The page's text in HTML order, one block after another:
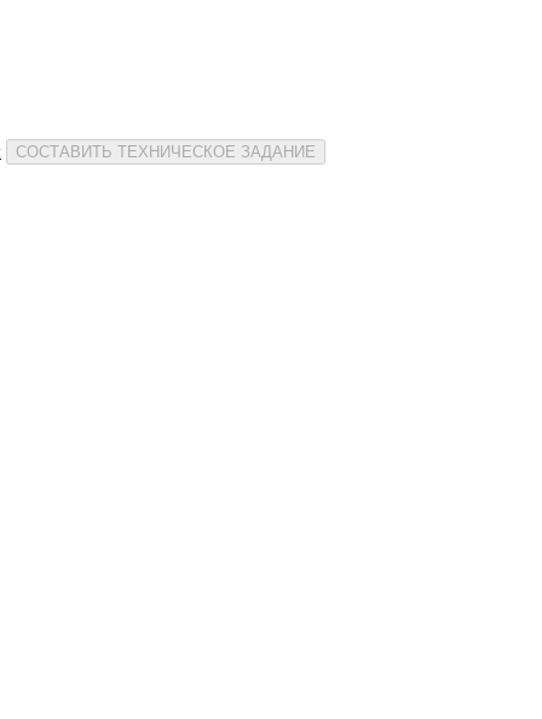
СОСТАВИТЬ ТЕХНИЧЕСКОЕ ЗАДАНИЕ